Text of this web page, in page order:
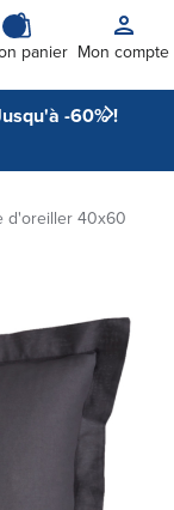
panier Mon compte
-60% !
d'oreiller 40x60